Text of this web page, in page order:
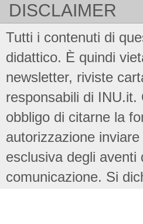
DISCLAIMER
Tutti i contenuti di
didattico. È quindi
newsletter, riviste
responsabili di
obbligo di citarne la
autorizzazione
esclusiva degli
comunicazione. Si